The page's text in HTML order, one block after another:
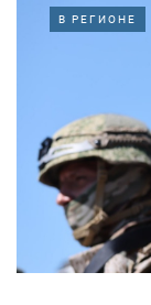
В РЕГИОНЕ